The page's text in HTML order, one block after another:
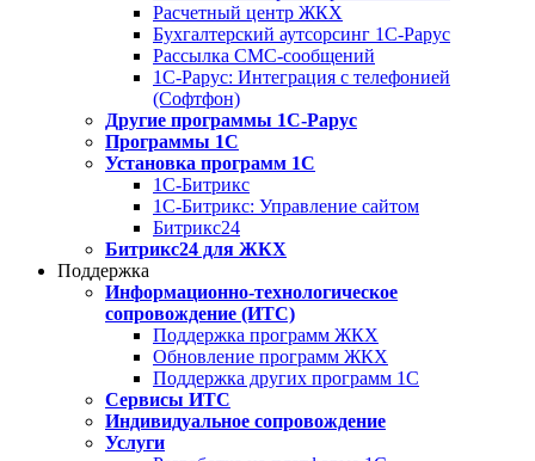
Расчетный центр ЖКХ
Бухгалтерский аутсорсинг 1С-Рарус
Рассылка СМС-сообщений
1С-Рарус: Интеграция с телефонией
(Софтфон)
Другие программы 1С-Рарус
Программы 1С
Установка программ 1С
1С-Битрикс
1С-Битрикс: Управление сайтом
Битрикс24
Битрикс24 для ЖКХ
Поддержка
Информационно-технологическое
сопровождение (ИТС)
Поддержка программ ЖКХ
Обновление программ ЖКХ
Поддержка других программ 1С
Сервисы ИТС
Индивидуальное сопровождение
Услуги